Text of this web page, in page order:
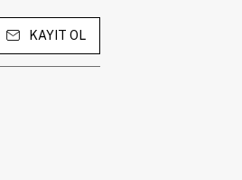
KAYIT OL